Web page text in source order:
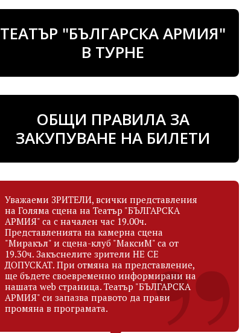
Актьор
рождена дата
Актьор
рождена дата
ТЕАТЪР "БЪЛГАРСКА АРМИЯ"
В ТУРНЕ
ОБЩИ ПРАВИЛА ЗА
ЗАКУПУВАНЕ НА БИЛЕТИ
Уважаеми ЗРИТЕЛИ, всички представления
на Голяма сцена на Театър "БЪЛГАРСКА
АРМИЯ" са с начален час 19.00ч.
Представленията на камерна сцена
"Миракъл" и сцена-клуб "МаксиМ" са от
19.30ч. Закъснелите зрители НЕ СЕ
ДОПУСКАТ. При отмяна на представление,
ще бъдете своевременно информирани на
нашата web страница. Театър "БЪЛГАРСКА
АРМИЯ" си запазва правото да прави
промяна в програмата.